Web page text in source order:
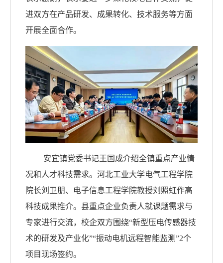
进双方在产品研发、成果转化、技术服务等方面
开展全面合作。
安宜镇党委书记王国成介绍全镇重点产业情
况和人才科技需求。河北工业大学电气工程学院
院长刘卫朋、电子信息工程学院教授刘照虹作高
科技成果推介。县重点企业负责人就课题需求与
专家进行交流，校企双方围绕“新型压电传感器技
术的研发及产业化”“振动电机远程智能监测”2个
项目现场签约。